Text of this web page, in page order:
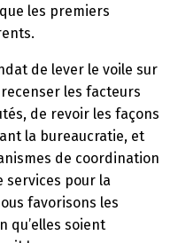
les premiers
de lever le voile sur
les facteurs
de revoir les façons
la bureaucratie, et
de coordination
pour la
favorisons les
qu’elles soient